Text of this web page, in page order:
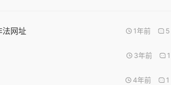
法网址 1年前 5
3年前 1
4年前 1